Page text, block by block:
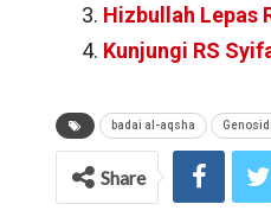
Hizbullah Lepas
Kunjungi RS
badai al-aqsha
Share